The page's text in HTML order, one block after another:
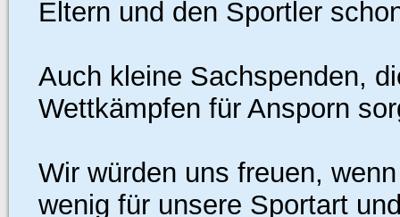
Eltern und den Sportler
Auch kleine Sachspenden,
Wettkämpfen für Ansporn
Wir würden uns freuen,
wenig für unsere Sportart